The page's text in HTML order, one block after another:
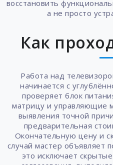
восстановить
а не просто
Как
Работа над
начинается с
проверяет блок
матрицу и управляющие
выявления точной
предварительная
Окончательную цену и
случай мастер объявляет
это исключает